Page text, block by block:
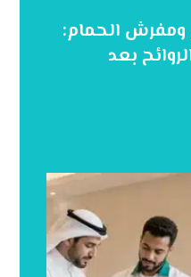
ومفرش الحمام:
بعد